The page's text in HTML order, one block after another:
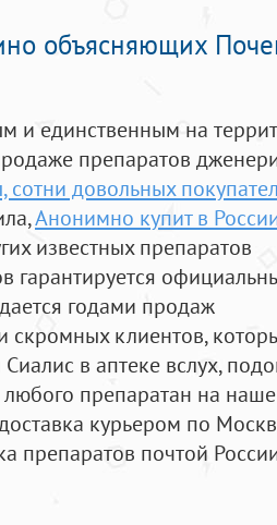
объясняющих
и единственным на
препаратов
сотни довольных
,Анонимно купит в
известных препаратов
гарантируется
годами продаж
скромных клиентов,
в аптеке вслух,
препаратан на
курьером по
препаратов почтой